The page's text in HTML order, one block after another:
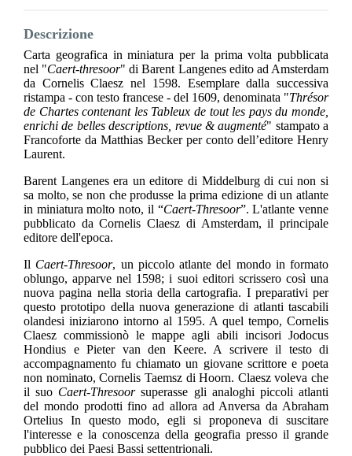
Descrizione
Carta geografica in miniatura per la prima volta pubblicata
nel "Caert-thresoor" di Barent Langenes edito ad Amsterdam
da Cornelis Claesz nel 1598. Esemplare dalla successiva
ristampa - con testo francese - del 1609, denominata "Thrésor
de Chartes contenant les Tableux de tout les pays du monde,
enrichi de belles descriptions, revue & augmenté" stampato a
Francoforte da Matthias Becker per conto dell’editore Henry
Laurent.
Barent Langenes era un editore di Middelburg di cui non si
sa molto, se non che produsse la prima edizione di un atlante
in miniatura molto noto, il “Caert-Thresoor”. L'atlante venne
pubblicato da Cornelis Claesz di Amsterdam, il principale
editore dell'epoca.
Il Caert-Thresoor, un piccolo atlante del mondo in formato
oblungo, apparve nel 1598; i suoi editori scrissero così una
nuova pagina nella storia della cartografia. I preparativi per
questo prototipo della nuova generazione di atlanti tascabili
olandesi iniziarono intorno al 1595. A quel tempo, Cornelis
Claesz commissionò le mappe agli abili incisori Jodocus
Hondius e Pieter van den Keere. A scrivere il testo di
accompagnamento fu chiamato un giovane scrittore e poeta
non nominato, Cornelis Taemsz di Hoorn. Claesz voleva che
il suo Caert-Thresoorsuperasse gli analoghi piccoli atlanti
del mondo prodotti fino ad allora ad Anversa da Abraham
Ortelius In questo modo, egli si proponeva di suscitare
l'interesse e la conoscenza della geografia presso il grande
pubblico dei Paesi Bassi settentrionali.